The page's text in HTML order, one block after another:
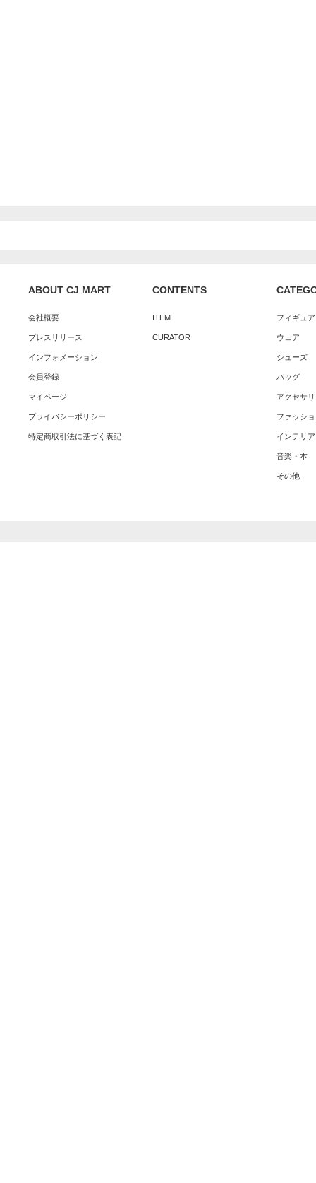
ABOUT CJ MART
会社概要
プレスリリース
インフォメーション
会員登録
マイページ
プライバシーポリシー
特定商取引法に基づく表記
CONTENTS
ITEM
CURATOR
フィギュ
ウェア
シューズ
バッグ
アクセサ
ファッシ
インテリア
音楽・本
その他